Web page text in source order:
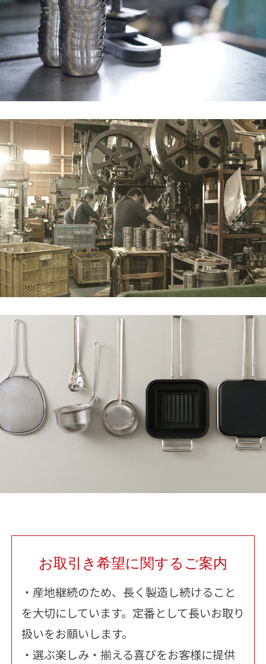
お取引き希望に関するご案内
・産地継続のため、長く製造し続けること
を大切にしています。定番として長いお取り
扱いをお願いします。
・選ぶ楽しみ・揃える喜びをお客様に提供